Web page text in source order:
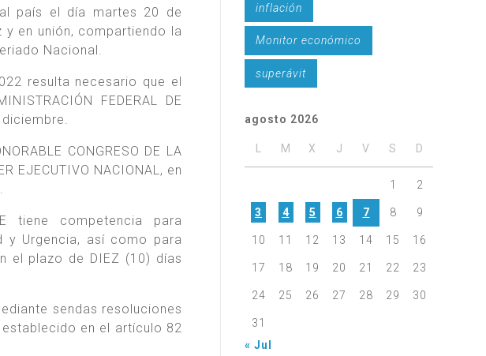
al país el día martes 20 de
en unión, compartiendo la
Nacional.
resulta necesario que el
FEDERAL DE
CONGRESO DE LA
EJECUTIVO NACIONAL, en
tiene competencia para
y Urgencia, así como para
el plazo de DIEZ (10) días
sendas resoluciones
en el artículo 82
inflación
Monitor económico
superávit
agosto 2026
M X J V S D
1 2
3 4 5 6 7 8 9
10 11 12 13 14 15 16
17 18 19 20 21 22 23
24 25 26 27 28 29 30
31
« Jul